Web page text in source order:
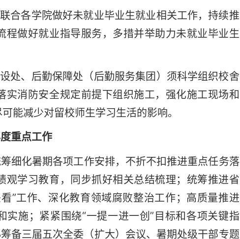
合各学院做好未就业毕业生就业相关工作，持续推
程做好就业指导服务，多措并举助力未就业毕业生
处、后勤保障处（后勤服务集团）须科学组织校舍
消防安全规定前提下组织施工，强化施工现场和
能减少对留校师生学习生活的影响。
重点工作
细化暑期各项工作安排，不折不扣推进重点任务落
观学习教育，同步抓好相关总结梳理；统筹推进省
”工作、深化教育领域腐败整治工作；高质量推进
实施；紧紧围绕“一提一进一创”目标和各项关键指
备三届五次全委（扩大）会议、暑期处级干部专题